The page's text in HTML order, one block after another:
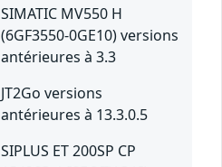
SIMATIC MV550 H
(6GF3550-0GE10) versions
antérieures à 3.3
JT2Go versions
antérieures à 13.3.0.5
SIPLUS ET 200SP CP